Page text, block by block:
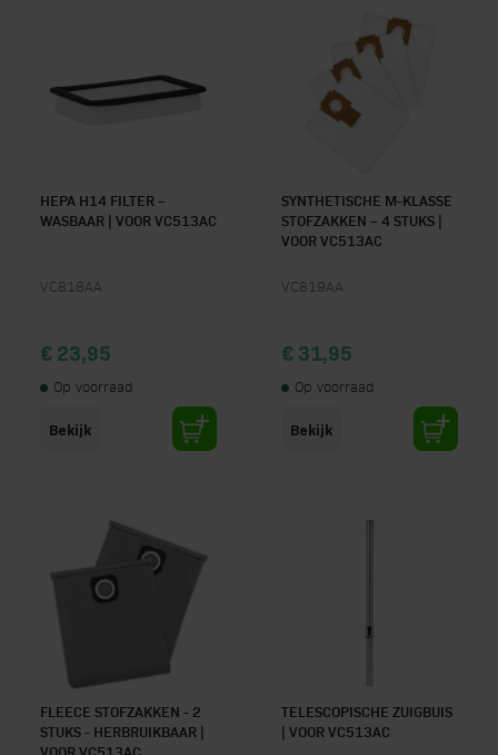
HEPA H14 FILTER –
WASBAAR | VOOR VC513AC
VC818AA
€ 23,95
Op voorraad
Bekijk
SYNTHETISCHE M-KLASSE
STOFZAKKEN – 4 STUKS |
VOOR VC513AC
VC819AA
€ 31,95
Op voorraad
Bekijk
FLEECE STOFZAKKEN - 2
STUKS - HERBRUIKBAAR |
VOOR VC513AC
TELESCOPISCHE ZUIGBUIS
| VOOR VC513AC